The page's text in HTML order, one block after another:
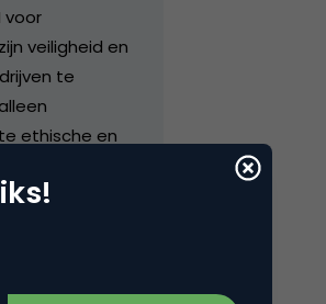
voor
veiligheid en
te
ethische en